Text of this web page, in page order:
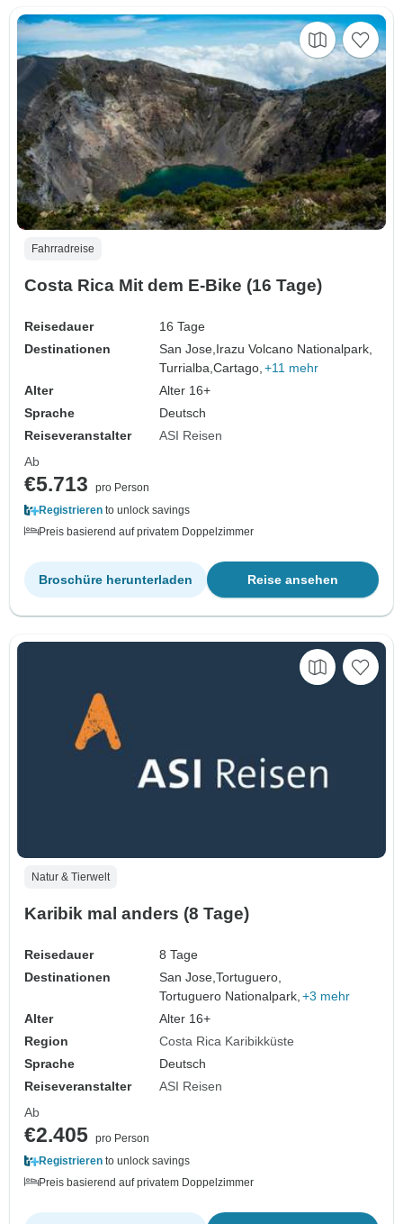
Fahrradreise
Costa Rica Mit dem E-Bike (16 Tage)
Reisedauer
16 Tage
Destinationen
San Jose,Irazu Volcano Nationalpark,
Turrialba,Cartago, +11 mehr
Alter
Alter 16+
Sprache
Deutsch
Reiseveranstalter
ASI Reisen
Ab
€5.713
pro Person
Registrieren to unlock savings
Preis basierend auf privatem Doppelzimmer
Reise ansehen
Broschüre herunterladen
Natur & Tierwelt
Karibik mal anders (8 Tage)
Reisedauer
8 Tage
Destinationen
San Jose,Tortuguero,
Tortuguero Nationalpark, +3 mehr
Alter
Alter 16+
Region
Costa Rica Karibikküste
Sprache
Deutsch
Reiseveranstalter
ASI Reisen
Ab
€2.405 pro Person
Registrieren to unlock savings
Preis basierend auf privatem Doppelzimmer